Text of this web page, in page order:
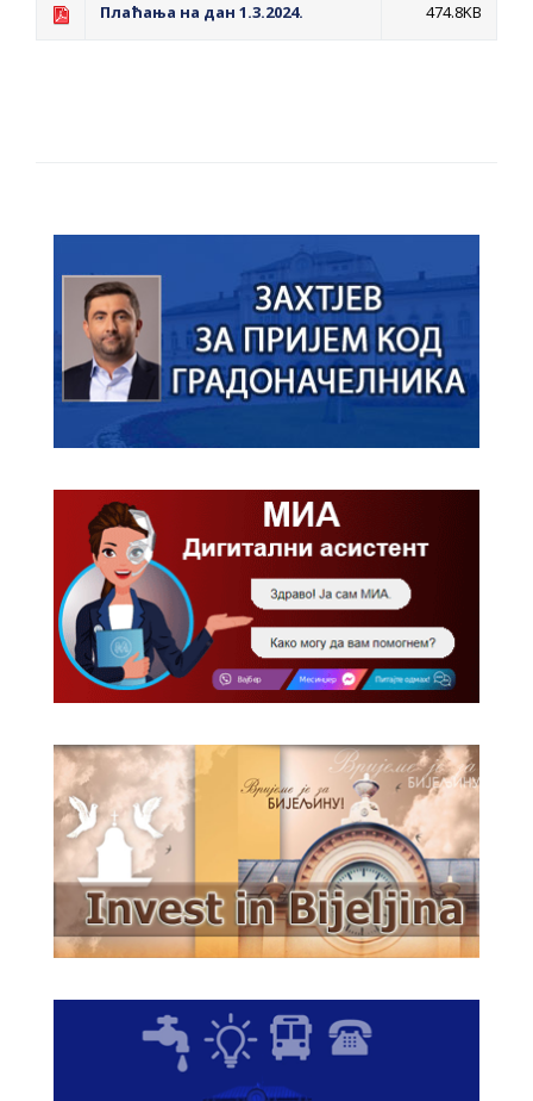
Плаћања на дан 1.3.2024. 474.8KB